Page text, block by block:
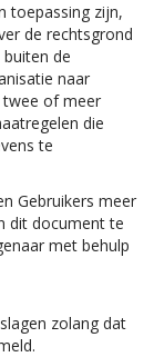
toepassing zijn,
de rechtsgrond
de
naar
of meer
die
te
Gebruikers meer
dit document te
met behulp
zolang dat